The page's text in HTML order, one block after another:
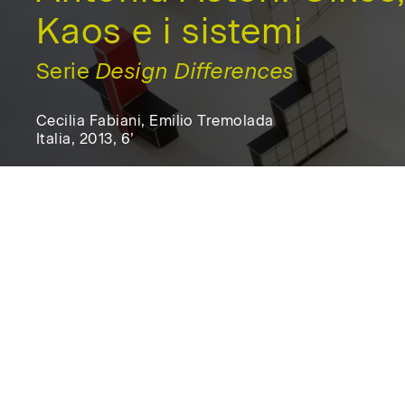
Kaos e i sistemi
SerieDesign Differences
Cecilia Fabiani, Emilio Tremolada
Italia, 2013, 6’